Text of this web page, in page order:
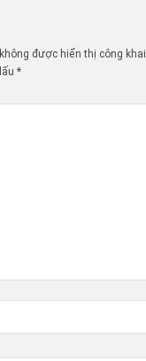
được hiển thị công khai.
*